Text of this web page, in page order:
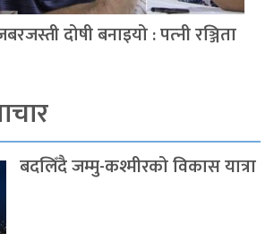
दोषी बनाइयो : पत्‍नी रञ्जिता
बदलिँदै जम्मु-कश्मीरको विकास यात्रा